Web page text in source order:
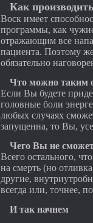
Как
Воск имеет
программы, как
отражающим все
пациента. Поэтому
обязательно
Что можно таким
Если Вы будете
головные боли
любых случаях
запущенна, то Вы,
Чего Вы не
Всего остального,
на смерть (но
другие,
всегда или, точнее,
И так начнем